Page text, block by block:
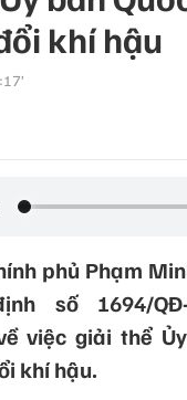
khí hậu
phủ Phạm
số 1694/
việc giải thể
khí hậu.